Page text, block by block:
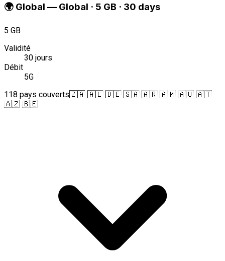
🌍 Global — Global · 5 GB · 30 days
5 GB
Validité
30 jours
Débit
5G
118 pays couverts🇿🇦 🇦🇱 🇩🇪 🇸🇦 🇦🇷 🇦🇲 🇦🇺 🇦🇹
🇦🇿 🇧🇪